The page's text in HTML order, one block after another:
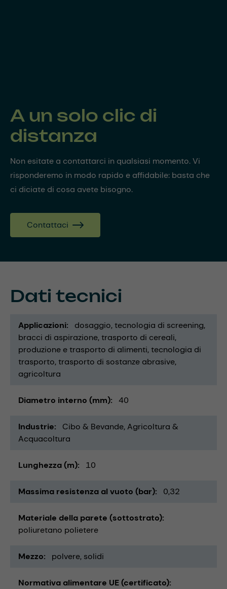
A un solo clic di
distanza
Non esitate a contattarci in qualsiasi momento. Vi
risponderemo in modo rapido e affidabile: basta che
ci diciate di cosa avete bisogno.
Contattaci
Dati tecnici
Applicazioni dosaggio tecnologia di screening
bracci di aspirazione trasporto di cereali
produzione e trasporto di alimenti tecnologia di
trasporto trasporto di sostanze abrasive
agricoltura
Diametro interno (mm) 40
Industrie Cibo & Bevande Agricoltura &
Acquacoltura
Lunghezza (m) 10
Massima resistenza al vuoto (bar) 0,32
Materiale della parete (sottostrato)
poliuretano polietere
Mezzo polvere solidi
Normativa alimentare UE (certificato)